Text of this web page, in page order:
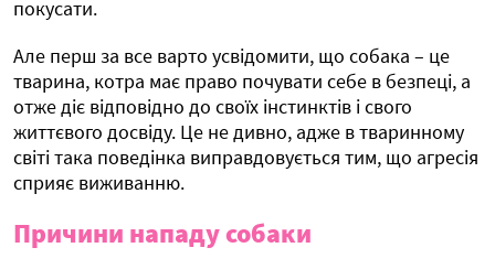
покусати.
Але перш за все варто усвідомити, що собака – це
тварина, котра має право почувати себе в безпеці, а
отже діє відповідно до своїх інстинктів і свого
життєвого досвіду. Це не дивно, адже в тваринному
світі така поведінка виправдовується тим, що агресія
сприяє виживанню.
Причини нападу собаки